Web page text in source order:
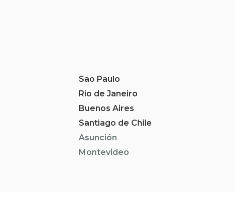
São Paulo
Rio de Janeiro
Buenos Aires
Santiago de Chile
Asunción
Montevideo